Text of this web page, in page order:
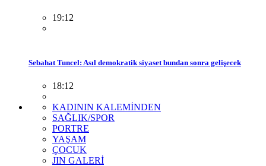
19:12
Sebahat Tuncel: Asıl demokratik siyaset bundan sonra gelişecek
18:12
KADININ KALEMİNDEN
SAĞLIK/SPOR
PORTRE
YAŞAM
ÇOCUK
JIN GALERİ